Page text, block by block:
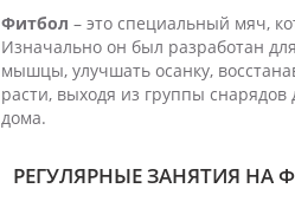
Фитбол – это специальный мяч,
Изначально он был разработан
мышцы, улучшать осанку,
расти, выходя из группы
дома.
РЕГУЛЯРНЫЕ ЗАНЯТИЯ НА